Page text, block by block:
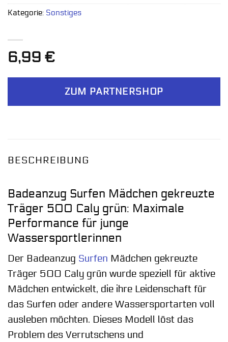
6,99 €
ZUM PARTNERSHOP
Kategorie: Sonstiges
BESCHREIBUNG
Badeanzug Surfen Mädchen gekreuzte
Träger 500 Caly grün: Maximale
Performance für junge
Wassersportlerinnen
Der Badeanzug Surfen Mädchen gekreuzte
Träger 500 Caly grün wurde speziell für aktive
Mädchen entwickelt, die ihre Leidenschaft für
das Surfen oder andere Wassersportarten voll
ausleben möchten. Dieses Modell löst das
Problem des Verrutschens und